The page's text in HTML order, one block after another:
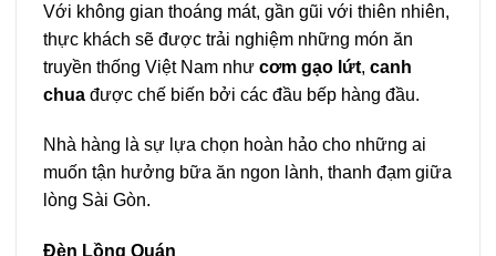
Với không gian thoáng mát, gần gũi với thiên nhiên,
thực khách sẽ được trải nghiệm những món ăn
truyền thống Việt Nam như cơm gạo lứt, canh
chua được chế biến bởi các đầu bếp hàng đầu.
Nhà hàng là sự lựa chọn hoàn hảo cho những ai
muốn tận hưởng bữa ăn ngon lành, thanh đạm giữa
lòng Sài Gòn.
Đèn Lồng Quán